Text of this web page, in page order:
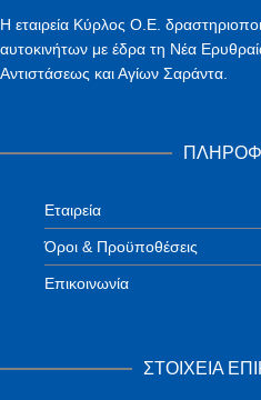
Η εταιρεία Κύρλος Ο.Ε.
αυτοκινήτων με έδρα τη Νέα
Αντιστάσεως και Αγίων Σαράντα.
Εταιρεία
Όροι & Προϋποθέσεις
Επικοινωνία
ΣΤΟΙΧΕΙΑ